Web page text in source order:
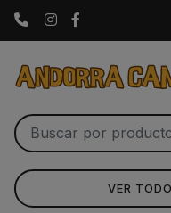
Instagram
VER